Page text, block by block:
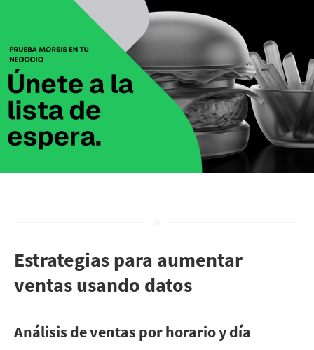
Estrategias para aumentar
ventas usando datos
Análisis de ventas por horario y día